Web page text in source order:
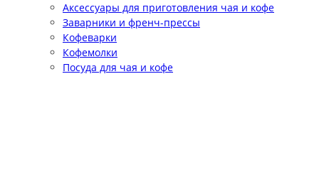
Аксессуары для приготовления чая и кофе
Заварники и френч-прессы
Кофеварки
Кофемолки
Посуда для чая и кофе